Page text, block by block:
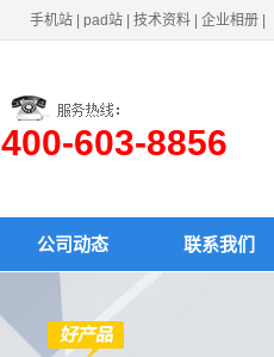
手机站 pad站 技术资料 企业相册
400-603-8856
公司动态 联系我们